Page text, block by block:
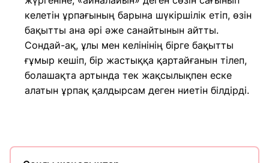
келетін ұрпағының барына шүкіршілік етіп, өзін
бақытты ана әрі әже санайтынын айтты.
Сондай-ақ, ұлы мен келінінің бірге бақытты
ғұмыр кешіп, бір жастыққа қартайғанын тілеп,
болашақта артында тек жақсылықпен еске
алатын ұрпақ қалдырсам деген ниетін білдірді.